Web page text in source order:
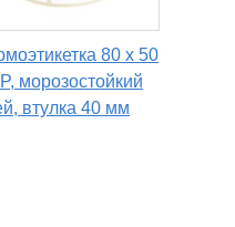
80 х 50
морозостойкий
втулка 40 мм